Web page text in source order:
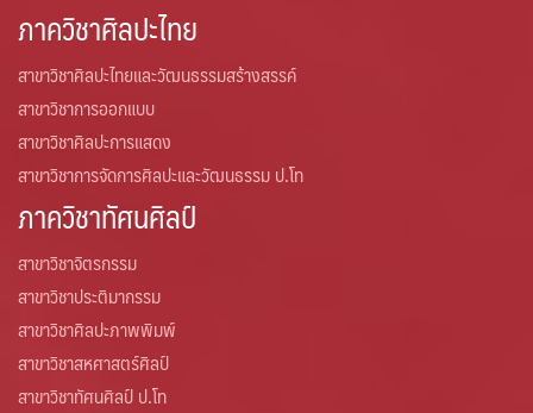
ภาควิชาศิลปะไทย
สาขาวิชาศิลปะไทยและวัฒนธรรมสร้างสรรค์
สาขาวิชาการออกแบบ
สาขาวิชาศิลปะการแสดง
สาขาวิชาการจัดการศิลปะและวัฒนธรรม ป.โท
ภาควิชาทัศนศิลป์
สาขาวิชาจิตรกรรม
สาขาวิชาประติมากรรม
สาขาวิชาศิลปะภาพพิมพ์
สาขาวิชาสหศาสตร์ศิลป์
สาขาวิชาทัศนศิลป์ ป.โท